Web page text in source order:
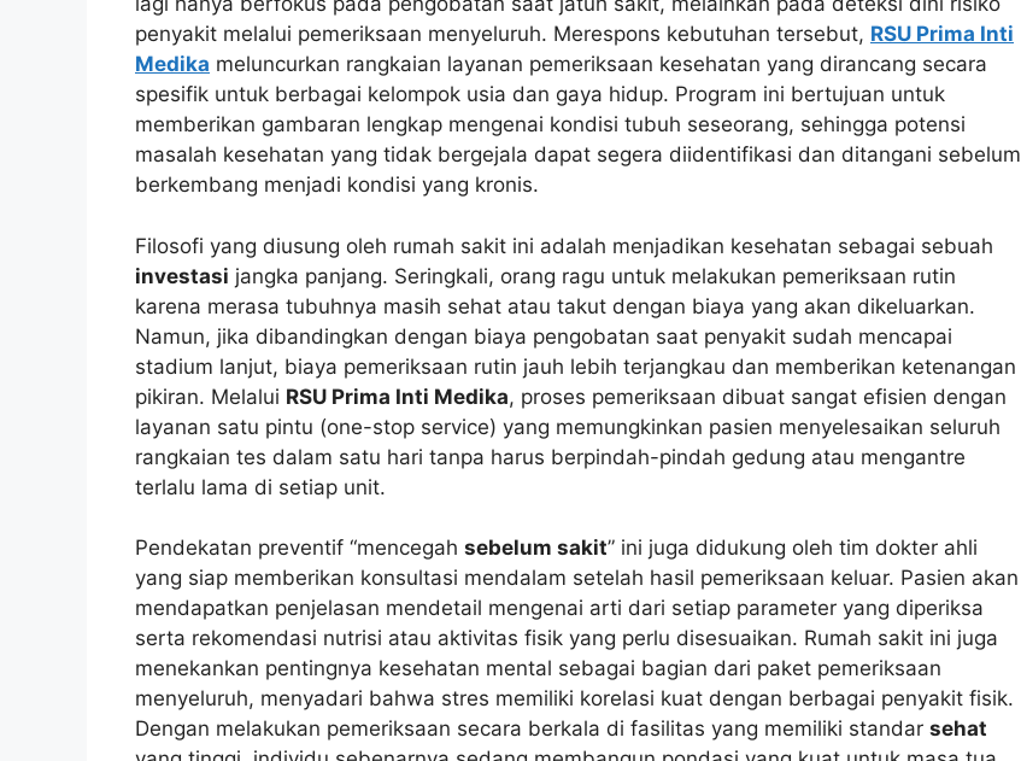
penyakit melalui pemeriksaan menyeluruh. Merespons kebutuhan tersebut, RSU Prima Inti
Medika meluncurkan rangkaian layanan pemeriksaan kesehatan yang dirancang secara
spesifik untuk berbagai kelompok usia dan gaya hidup. Program ini bertujuan untuk
memberikan gambaran lengkap mengenai kondisi tubuh seseorang, sehingga potensi
masalah kesehatan yang tidak bergejala dapat segera diidentifikasi dan ditangani sebelum
berkembang menjadi kondisi yang kronis.
Filosofi yang diusung oleh rumah sakit ini adalah menjadikan kesehatan sebagai sebuah
investasi jangka panjang. Seringkali, orang ragu untuk melakukan pemeriksaan rutin
karena merasa tubuhnya masih sehat atau takut dengan biaya yang akan dikeluarkan.
Namun, jika dibandingkan dengan biaya pengobatan saat penyakit sudah mencapai
stadium lanjut, biaya pemeriksaan rutin jauh lebih terjangkau dan memberikan ketenangan
pikiran. Melalui RSU Prima Inti Medika, proses pemeriksaan dibuat sangat efisien dengan
layanan satu pintu (one-stop service) yang memungkinkan pasien menyelesaikan seluruh
rangkaian tes dalam satu hari tanpa harus berpindah-pindah gedung atau mengantre
terlalu lama di setiap unit.
Pendekatan preventif “mencegah sebelum sakit” ini juga didukung oleh tim dokter ahli
yang siap memberikan konsultasi mendalam setelah hasil pemeriksaan keluar. Pasien akan
mendapatkan penjelasan mendetail mengenai arti dari setiap parameter yang diperiksa
serta rekomendasi nutrisi atau aktivitas fisik yang perlu disesuaikan. Rumah sakit ini juga
menekankan pentingnya kesehatan mental sebagai bagian dari paket pemeriksaan
menyeluruh, menyadari bahwa stres memiliki korelasi kuat dengan berbagai penyakit fisik.
Dengan melakukan pemeriksaan secara berkala di fasilitas yang memiliki standar sehat